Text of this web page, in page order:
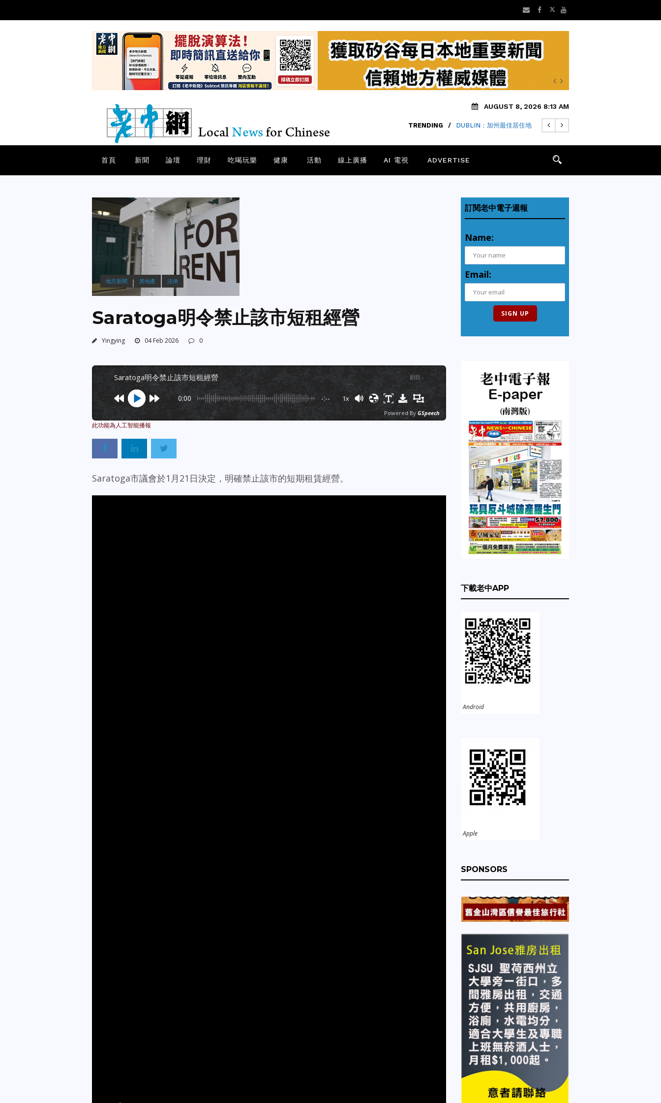
AUGUST 8, 2026 8:13 AM
TRENDING / DUBLIN：加州最佳居住地
TRENDING / NEWSOM週五宣佈MYFIRSTEV專案
首頁 新聞 論壇 理財 吃喝玩樂 健康 活動 線上廣播 AI 電視 ADVERTISE
地方新聞 房地產 法律
Saratoga明令禁止該市短租經營
Yingying 04 Feb 2026 0
saratoga明令禁止該市短租經營 剧目 :-
0:00 -:-- 1x
Powered By GSpeech
Saratoga市議會於1月21日決定，明確禁止該市的短期租賃經營。
訂閱老中電子週報
Name:
Email:
下載老中APP
Android
Apple
SPONSORS